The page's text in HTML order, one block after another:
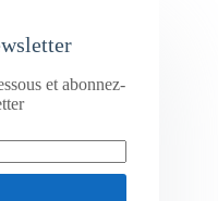
et abonnez-